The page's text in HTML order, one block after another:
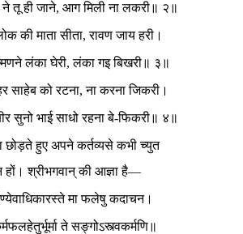
ने तू ही जाने, आग मिली ना लकरी॥ २॥
की माता सीता, रावण जाय हरी।
लंका घेरी, लंका गइ बिखरी॥ ३॥
साहेब को रटना, ना करना जिकरी।
सुनो भाई साधो रहना बे-फिकरी॥ ४॥
छोड़ते हुए अपने कर्तव्यसे कभी च्युत
हों। श्रीभगवान् की आज्ञा है—
मा फलेषु कदाचन।
ते सङ्गोऽस्त्वकर्मणि॥